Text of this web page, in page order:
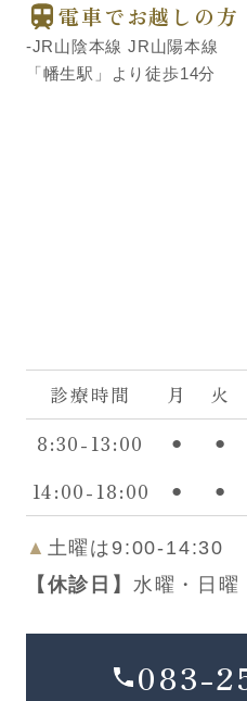
電車でお越しの方
-JR山陰本線 JR山陽本線
「幡生駅」より徒歩14分
診療時間 月 火
8:30-13:00
● ●
14:00-18:00 ● ●
▲ 土曜は9:00-14:30
【休診日】 水曜・日曜
083-